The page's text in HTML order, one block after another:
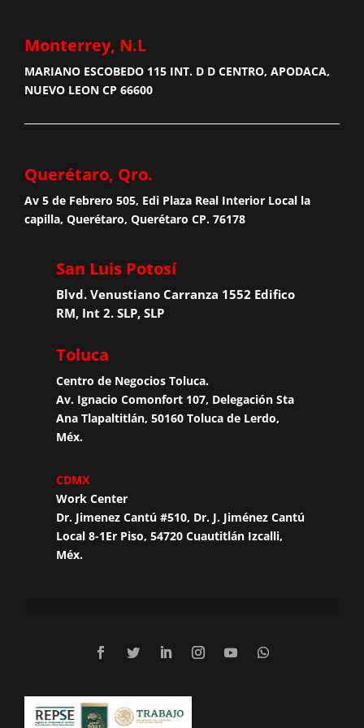
Monterrey, N.L
MARIANO ESCOBEDO 115 INT. D D CENTRO, APODACA,
NUEVO LEON CP 66600
Querétaro, Qro.
Av 5 de Febrero 505, Edi Plaza Real Interior Local la
capilla, Querétaro, Querétaro CP. 76178
San Luis Potosí
Blvd. Venustiano Carranza 1552 Edifico
RM, Int 2. SLP, SLP
Toluca
Centro de Negocios Toluca.
Av. Ignacio Comonfort 107, Delegación Sta
Ana Tlapaltitlán, 50160 Toluca de Lerdo,
Méx.
CDMX
Work Center
Dr. Jimenez Cantú #510, Dr. J. Jiménez Cantú
Local 8-1Er Piso, 54720 Cuautitlán Izcalli,
Méx.